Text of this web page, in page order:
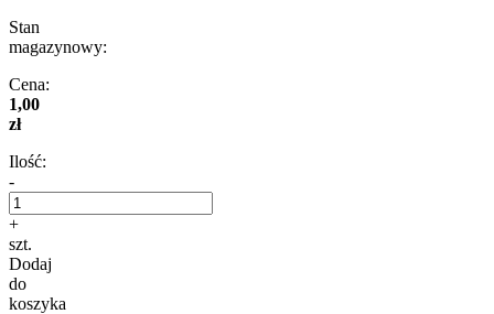
Stan
magazynowy:
Cena:
1,00
zł
Ilość:
-
+
szt.
Dodaj
do
koszyka